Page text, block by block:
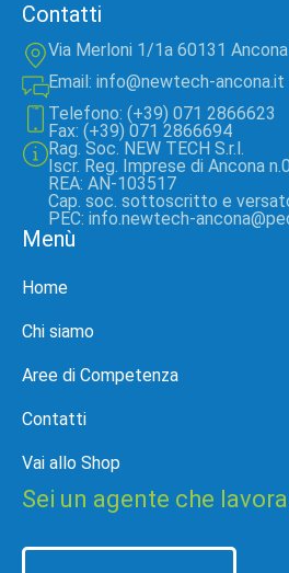
Contatti
Via Merloni 1/1a 60131
Email: info@newtech-ancona.it
Telefono: (+39) 071 2866623
Fax: (+39) 071 2866694
Rag. Soc. NEW TECH S.r.l.
Iscr. Reg. Imprese di Ancona
REA: AN-103517
Cap. soc. sottoscritto e
PEC: info.newtech-
Menù
Home
Chi siamo
Aree di Competenza
Contatti
Vai allo Shop
Sei un agente che